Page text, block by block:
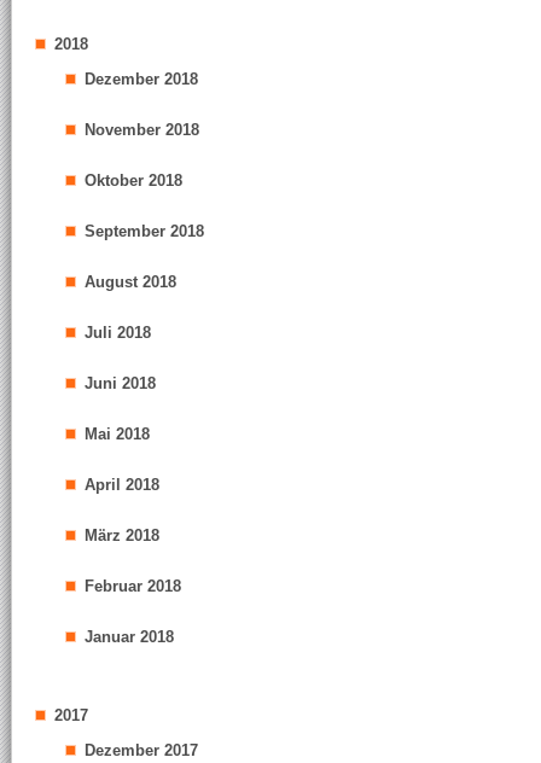
2018
Dezember 2018
November 2018
Oktober 2018
September 2018
August 2018
Juli 2018
Juni 2018
Mai 2018
April 2018
März 2018
Februar 2018
Januar 2018
2017
Dezember 2017